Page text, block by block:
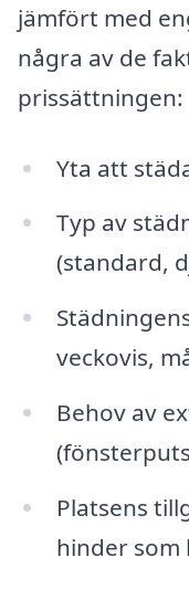
jämfört med
några av de
prissättningen:
Yta att
Typ av
(standard,
veckovis,
Behov av
Platsens
hinder som